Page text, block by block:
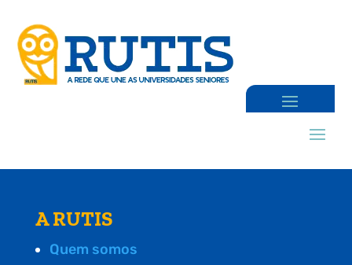
A RUTIS
Quem somos